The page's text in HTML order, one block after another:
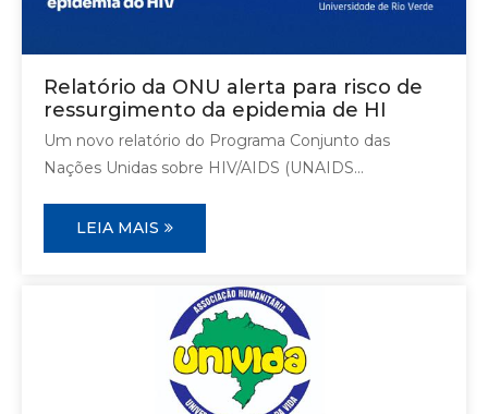
Relatório da ONU alerta para risco de
ressurgimento da epidemia de HI
Um novo relatório do Programa Conjunto das
Nações Unidas sobre HIV/AIDS (UNAIDS...
LEIA MAIS